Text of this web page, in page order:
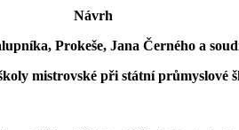
Návrh
Prokeše, Jana Černého a
mistrovské při státní průmyslové